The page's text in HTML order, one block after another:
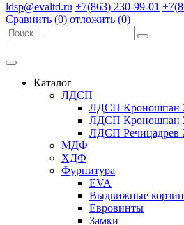
ldsp@evaltd.ru +7(863) 230-99-01
Сравнить (0) отложить (0)
Каталог
ЛДСП
ЛДСП Кроношпан
ЛДСП Кроношпан
ЛДСП Речицадрев
МДФ
ХДФ
Фурнитура
EVA
Выдвижные
Евровинты
Замки